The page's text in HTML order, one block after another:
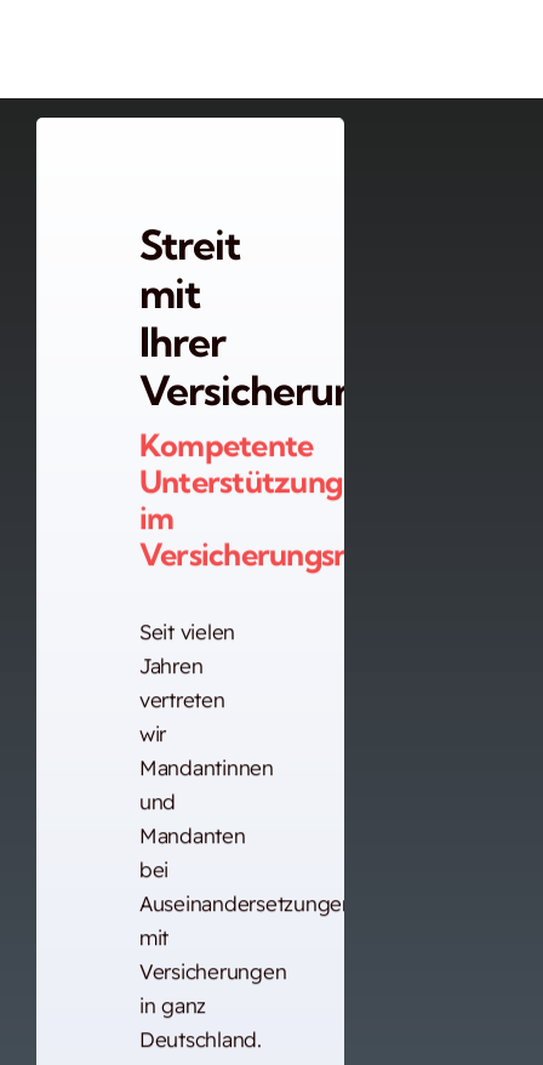
Streit
mit
Ihrer
Versicherung?
Kompetente
Unterstützung
im
Versicherungsrecht.
Seit vielen
Jahren
vertreten
wir
Mandantinnen
und
Mandanten
bei
Auseinandersetzungen
mit
Versicherungen
in ganz
Deutschland.